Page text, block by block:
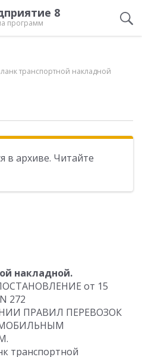
8
программ
транспортной накладной
в архиве. Читайте
накладной.
от 15
272
ПРАВИЛ ПЕРЕВОЗОК
транспортной